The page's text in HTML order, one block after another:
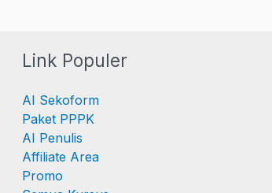
Link Populer
AI Sekoform
Paket PPPK
AI Penulis
Affiliate Area
Promo